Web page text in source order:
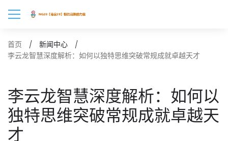
首页
新闻中心
李云龙智慧深度解析：如何以独特思维突破常规成就卓越天才
李云龙智慧深度解析：如何以
独特思维突破常规成就卓越天
才